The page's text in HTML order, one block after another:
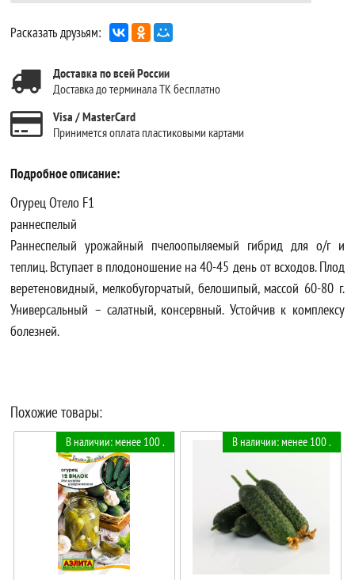
Расказать друзьям:
Доставка по всей России
Доставка до терминала ТК бесплатно
Visa / MasterCard
Принимется оплата пластиковыми картами
Подробное описание:
Огурец Отело F1
раннеспелый
Раннеспелый урожайный пчелоопыляемый гибрид для о/г и
теплиц. Вступает в плодоношение на 40-45 день от всходов. Плод
веретеновидный, мелкобугорчатый, белошипый, массой 60-80 г.
Универсальный – салатный, консервный. Устойчив к комплексу
болезней.
Похожие товары:
В наличии: менее 100 . В наличии: менее 100 .